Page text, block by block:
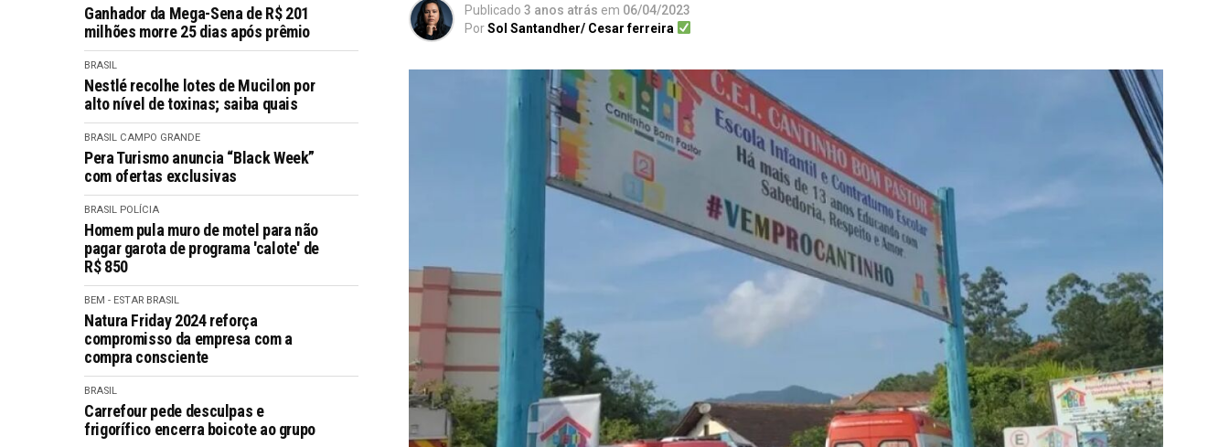
Ganhador da Mega-Sena de R$ 201
milhões morre 25 dias após prêmio
BRASIL
Nestlé recolhe lotes de Mucilon por
alto nível de toxinas; saiba quais
BRASIL CAMPO GRANDE
Pera Turismo anuncia “Black Week”
com ofertas exclusivas
BRASIL POLÍCIA
Homem pula muro de motel para não
pagar garota de programa 'calote' de
R$ 850
BEM - ESTAR BRASIL
Natura Friday 2024 reforça
compromisso da empresa com a
compra consciente
BRASIL
Carrefour pede desculpas e
frigorífico encerra boicote ao grupo
Publicado 3 anos atrás em 06/04/2023
PorSol Santandher/ Cesar ferreira